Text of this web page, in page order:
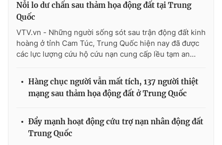
Nỗi lo dư chấn sau thảm họa động đất tại Trung
Quốc
VTV.vn - Những người sống sót sau trận động đất kinh
hoàng ở tỉnh Cam Túc, Trung Quốc hiện nay đã được
các lực lượng cứu hộ cứu nạn cung cấp lều tạm an...
Hàng chục người vẫn mất tích, 137 người thiệt
mạng sau thảm họa động đất ở Trung Quốc
Đẩy mạnh hoạt động cứu trợ nạn nhân động đất
Trung Quốc